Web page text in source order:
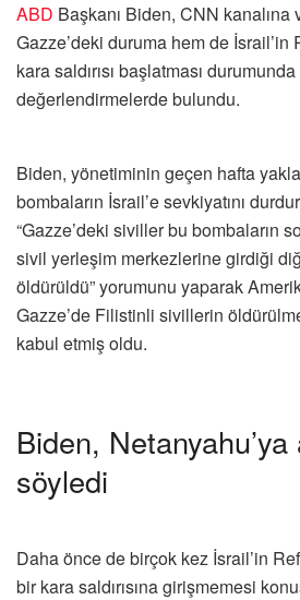
ABD Başkanı Biden, CNN
Gazze’deki duruma hem de İsrail’in
kara saldırısı başlatması
değerlendirmelerde bulundu.
Biden, yönetiminin geçen hafta
bombaların İsrail’e sevkiyatını
“Gazze’deki siviller bu bombaların
sivil yerleşim merkezlerine girdiği
öldürüldü” yorumunu yaparak
Gazze’de Filistinli sivillerin
kabul etmiş oldu.
Biden, Netanyahu’ya
söyledi
Daha önce de birçok kez İsrail’in
bir kara saldırısına girişmemesi